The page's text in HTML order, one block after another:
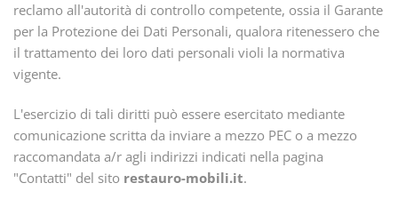
reclamo all'autorità di controllo competente, ossia il Garante
per la Protezione dei Dati Personali, qualora ritenessero che
il trattamento dei loro dati personali violi la normativa
vigente.
L'esercizio di tali diritti può essere esercitato mediante
comunicazione scritta da inviare a mezzo PEC o a mezzo
raccomandata a/r agli indirizzi indicati nella pagina
"Contatti" del sito restauro-mobili.it.